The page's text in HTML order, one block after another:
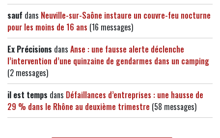
sauf dans Neuville-sur-Saône instaure un couvre-feu nocturne
pour les moins de 16 ans (16 messages)
Ex Précisions dans Anse : une fausse alerte déclenche
l’intervention d’une quinzaine de gendarmes dans un camping
(2 messages)
il est temps dans Défaillances d’entreprises : une hausse de
29 % dans le Rhône au deuxième trimestre (58 messages)